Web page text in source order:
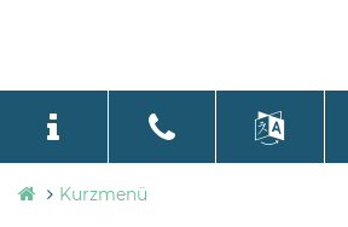
Stadtverwaltung
language
Kurzmenü